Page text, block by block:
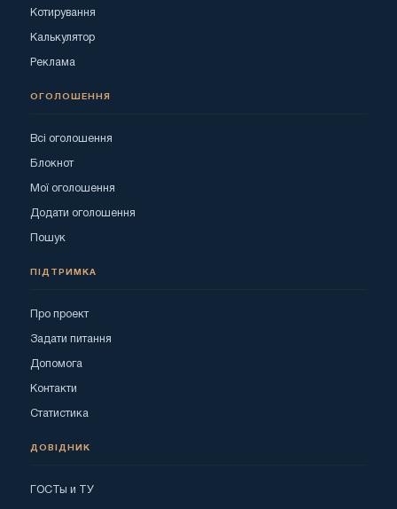
Котирування
Калькулятор
Реклама
ОГОЛОШЕННЯ
Всі оголошення
Блокнот
Мої оголошення
Додати оголошення
Пошук
ПІДТРИМКА
Про проект
Задати питання
Допомога
Контакти
Статистика
ДОВІДНИК
ГОСТы и ТУ